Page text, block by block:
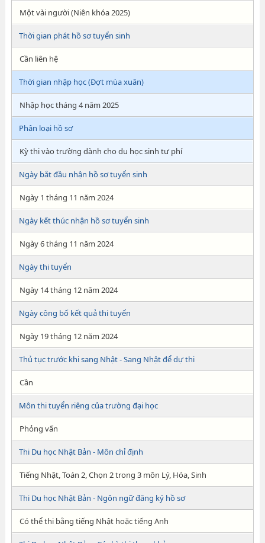
Một vài người (Niên khóa 2025)
Thời gian phát hồ sơ tuyển sinh
Cần liên hệ
Thời gian nhập học (Đợt mùa xuân)
Nhập học tháng 4 năm 2025
Phân loại hồ sơ
Kỳ thi vào trường dành cho du học sinh tư phí
Ngày bắt đầu nhận hồ sơ tuyển sinh
Ngày 1 tháng 11 năm 2024
Ngày kết thúc nhận hồ sơ tuyển sinh
Ngày 6 tháng 11 năm 2024
Ngày thi tuyển
Ngày 14 tháng 12 năm 2024
Ngày công bố kết quả thi tuyển
Ngày 19 tháng 12 năm 2024
Thủ tục trước khi sang Nhật - Sang Nhật để dự thi
Cần
Môn thi tuyển riêng của trường đại học
Phỏng vấn
Thi Du học Nhật Bản - Môn chỉ định
Tiếng Nhật, Toán 2, Chọn 2 trong 3 môn Lý, Hóa, Sinh
Thi Du học Nhật Bản - Ngôn ngữ đăng ký hồ sơ
Có thể thi bằng tiếng Nhật hoặc tiếng Anh